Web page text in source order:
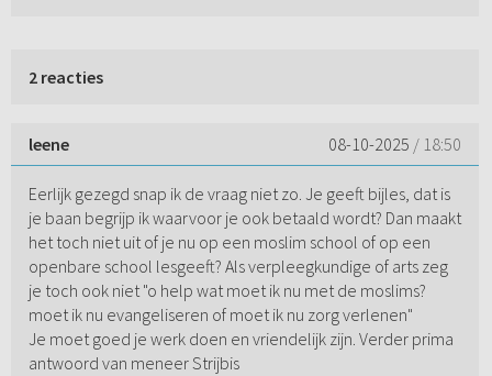
2 reacties
leene 08-10-2025 / 18:50
Eerlijk gezegd snap ik de vraag niet zo. Je geeft bijles, dat is
je baan begrijp ik waarvoor je ook betaald wordt? Dan maakt
het toch niet uit of je nu op een moslim school of op een
openbare school lesgeeft? Als verpleegkundige of arts zeg
je toch ook niet "o help wat moet ik nu met de moslims?
moet ik nu evangeliseren of moet ik nu zorg verlenen"
Je moet goed je werk doen en vriendelijk zijn. Verder prima
antwoord van meneer Strijbis